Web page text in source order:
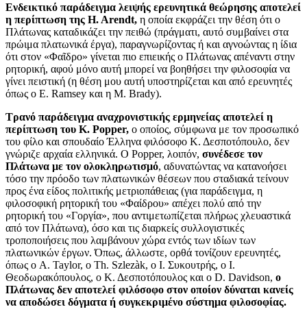
Ενδεικτικό παράδειγμα λειψής ερευνητικά θεώρησης αποτελεί
η περίπτωση της H. Arendt, η οποία εκφράζει την θέση ότι ο
Πλάτωνας καταδικάζει την πειθώ (πράγματι, αυτό συμβαίνει στα
πρώιμα πλατωνικά έργα), παραγνωρίζοντας ή και αγνοώντας η ίδια
ότι στον «Φαῖδρο» γίνεται πιο επιεικής ο Πλάτωνας απέναντι στην
ρητορική, αφού μόνο αυτή μπορεί να βοηθήσει την φιλοσοφία να
γίνει πειστική (η θέση μου αυτή υποστηρίζεται και από ερευνητές
όπως ο E. Ramsey και η M. Brady).
Τρανό παράδειγμα αναχρονιστικής ερμηνείας αποτελεί η
περίπτωση του K. Popper, ο οποίος, σύμφωνα με τον προσωπικό
του φίλο και σπουδαίο Έλληνα φιλόσοφο Κ. Δεσποτόπουλο, δεν
γνώριζε αρχαία ελληνικά. Ο Popper, λοιπόν, συνέδεσε τον
Πλάτωνα με τον ολοκληρωτισμό, αδυνατώντας να κατανοήσει
τόσο την πρόοδο των πλατωνικών θέσεων που σταδιακά τείνουν
προς ένα είδος πολιτικής μετριοπάθειας (για παράδειγμα, η
φιλοσοφική ρητορική του «Φαίδρου» απέχει πολύ από την
ρητορική του «Γοργία», που αντιμετωπίζεται πλήρως χλευαστικά
από τον Πλάτωνα), όσο και τις διαρκείς συλλογιστικές
τροποποιήσεις που λαμβάνουν χώρα εντός των ιδίων των
πλατωνικών έργων. Όπως, άλλωστε, ορθά τονίζουν ερευνητές,
όπως ο A. Taylor, ο Th. Szlezàk, ο Ι. Συκουτρής, ο Ι.
Θεοδωρακόπουλος, ο Κ. Δεσποτόπουλος και ο D. Davidson, ο
Πλάτωνας δεν αποτελεί φιλόσοφο στον οποίον δύναται κανείς
να αποδώσει δόγματα ή συγκεκριμένο σύστημα φιλοσοφίας.